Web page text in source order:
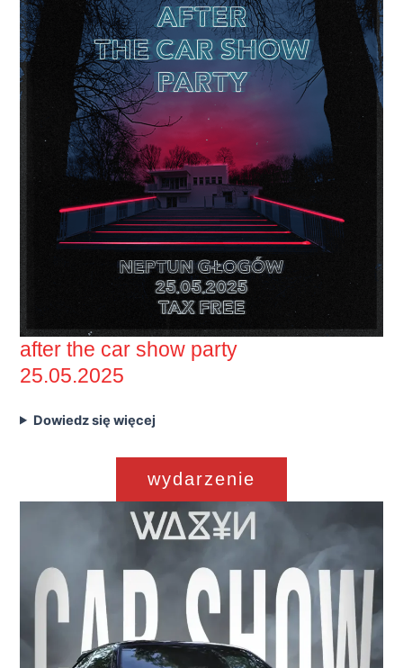
after the car show party
25.05.2025
Dowiedz się więcej
wydarzenie